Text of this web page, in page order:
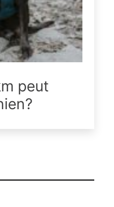
peut